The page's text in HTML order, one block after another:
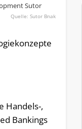
Sutor
Sutor Bnak
Handels-,
Bankings